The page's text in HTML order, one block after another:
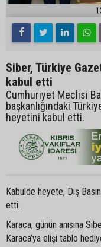
Siber, Türkiye
kabul etti
Cumhuriyet Meclisi
başkanlığındaki
heyetini kabul etti.
Kabulde heyete, Dış
etti.
Karaca, günün anısına
Karaca’ya elişi tablo